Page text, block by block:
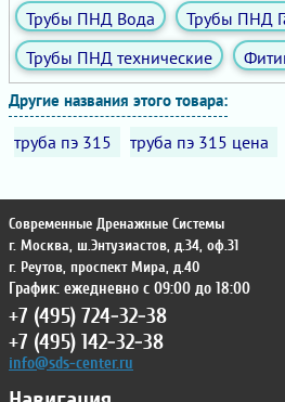
Трубы ПНД Вода
Трубы ПНД
Трубы ПНД технические
Другие названия этого товара:
труба пэ 315 труба пэ 315 цена
Современные Дренажные Системы
г. Москва, ш.Энтузиастов, д.34, оф.31
г. Реутов, проспект Мира, д.40
График: ежедневно с 09:00 до 18:00
+7 (495) 724-32-38
+7 (495) 142-32-38
info@sds-center.ru